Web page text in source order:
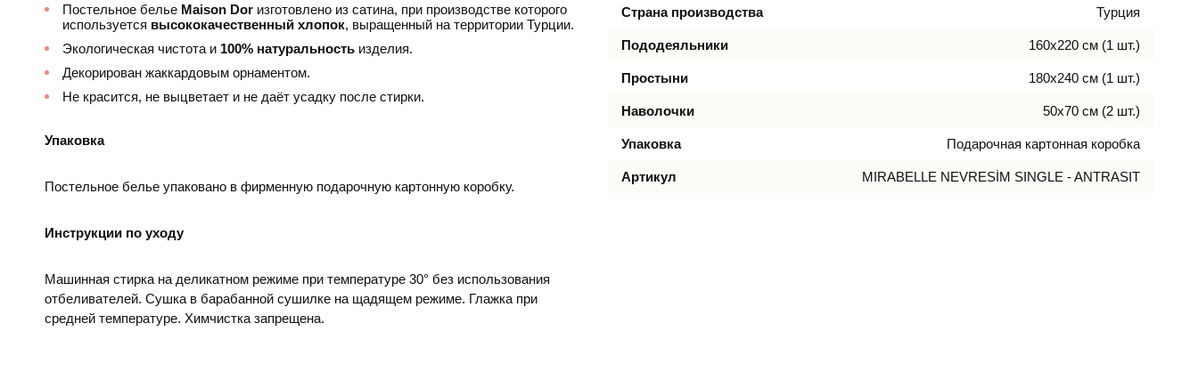
Постельное белье Maison Dor изготовлено из сатина, при производстве которого
используется высококачественный хлопок, выращенный на территории Турции.
Экологическая чистота и 100% натуральность изделия.
Декорирован жаккардовым орнаментом.
Не красится, не выцветает и не даёт усадку после стирки.
Упаковка
Постельное белье упаковано в фирменную подарочную картонную коробку.
Инструкции по уходу
Машинная стирка на деликатном режиме при температуре 30° без использования
отбеливателей. Сушка в барабанной сушилке на щадящем режиме. Глажка при
средней температуре. Химчистка запрещена.
Страна производства Турция
Пододеяльники 160х220 см (1 шт.)
Простыни 180х240 см (1 шт.)
Наволочки 50х70 см (2 шт.)
Упаковка Подарочная картонная коробка
Артикул MIRABELLE NEVRESİM SINGLE - ANTRASIT